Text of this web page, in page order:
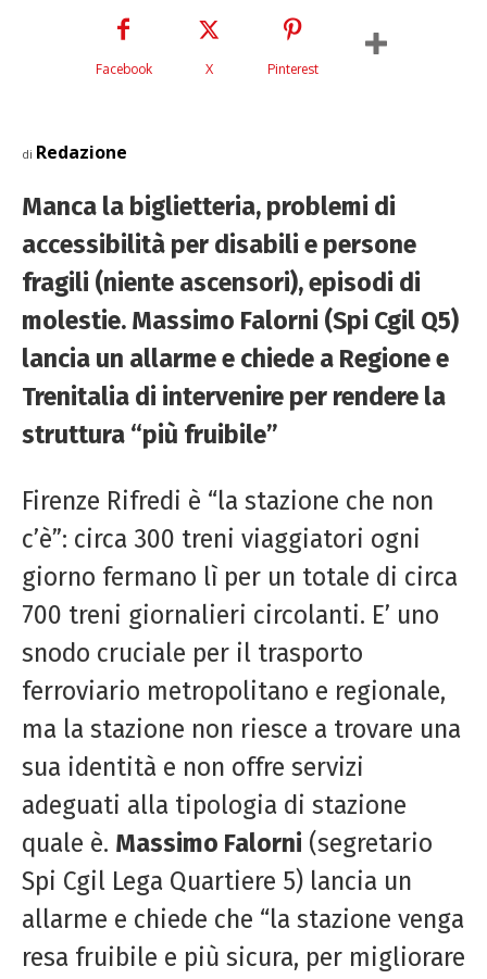
Facebook X Pinterest
di Redazione
Manca la biglietteria, problemi di
accessibilità per disabili e persone
fragili (niente ascensori), episodi di
molestie. Massimo Falorni (Spi Cgil Q5)
lancia un allarme e chiede a Regione e
Trenitalia di intervenire per rendere la
struttura “più fruibile”
Firenze Rifredi è “la stazione che non
c’è”: circa 300 treni viaggiatori ogni
giorno fermano lì per un totale di circa
700 treni giornalieri circolanti. E’ uno
snodo cruciale per il trasporto
ferroviario metropolitano e regionale,
ma la stazione non riesce a trovare una
sua identità e non offre servizi
adeguati alla tipologia di stazione
quale è. Massimo Falorni (segretario
Spi Cgil Lega Quartiere 5) lancia un
allarme e chiede che “la stazione venga
resa fruibile e più sicura, per migliorare